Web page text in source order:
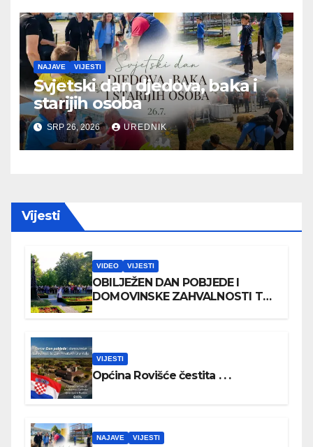
NAJAVE VIJESTI
Svjetski dan djedova, baka i
starijih osoba
SRP 26, 2026 UREDNIK
Vijesti
VIDEO VIJESTI
OBILJEŽEN DAN POBJEDE I
DOMOVINSKE ZAHVALNOSTI TE
VIJESTI
Općina Rovišće čestita . . .
NAJAVE VIJESTI